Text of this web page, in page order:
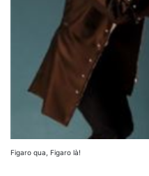
Figaro qua, Figaro là!